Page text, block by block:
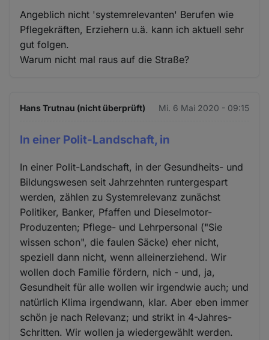
Angeblich nicht 'systemrelevanten' Berufen wie
Pflegekräften, Erziehern u.ä. kann ich aktuell sehr
gut folgen.
Warum nicht mal raus auf die Straße?
Hans Trutnau (nicht überprüft) Mi. 6 Mai 2020 - 09:15
In einer Polit-Landschaft, in
In einer Polit-Landschaft, in der Gesundheits- und
Bildungswesen seit Jahrzehnten runtergespart
werden, zählen zu Systemrelevanz zunächst
Politiker, Banker, Pfaffen und Dieselmotor-
Produzenten; Pflege- und Lehrpersonal ("Sie
wissen schon", die faulen Säcke) eher nicht,
speziell dann nicht, wenn alleinerziehend. Wir
wollen doch Familie fördern, nich - und, ja,
Gesundheit für alle wollen wir irgendwie auch; und
natürlich Klima irgendwann, klar. Aber eben immer
schön je nach Relevanz; und strikt in 4-Jahres-
Schritten. Wir wollen ja wiedergewählt werden.